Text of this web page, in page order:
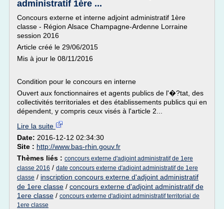
administratif 1ère ...
Concours externe et interne adjoint administratif 1ère
classe - Région Alsace Champagne-Ardenne Lorraine
session 2016
Article créé le 29/06/2015
Mis à jour le 08/11/2016
Condition pour le concours en interne
Ouvert aux fonctionnaires et agents publics de l'�?tat, des
collectivités territoriales et des établissements publics qui en
dépendent, y compris ceux visés à l'article 2...
Lire la suite
Date: 2016-12-12 02:34:30
Site : http://www.bas-rhin.gouv.fr
Thèmes liés : concours externe d'adjoint administratif de 1ere
classe 2016 / date concours externe d'adjoint administratif de 1ere
classe / inscription concours externe d'adjoint administratif
de 1ere classe / concours externe d'adjoint administratif de
1ere classe / concours externe d'adjoint administratif territorial de
1ere classe